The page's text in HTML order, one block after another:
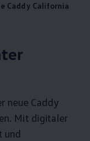
Caddy California
neue Caddy
Mit digitaler
und